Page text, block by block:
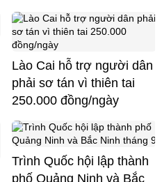
Lào Cai hỗ trợ người dân
phải sơ tán vì thiên tai
250.000 đồng/ngày
Trình Quốc hội lập thành
phố Quảng Ninh và Bắc